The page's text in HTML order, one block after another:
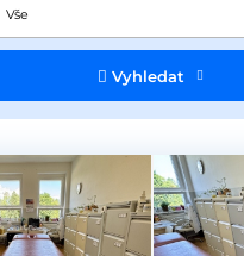
Vše
Vyhledat